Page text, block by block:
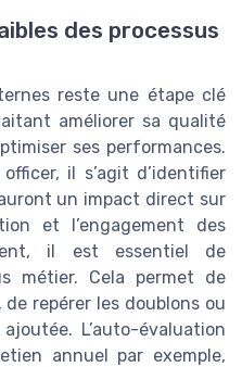
des processus
reste une étape clé
améliorer sa qualité
ses performances.
il s’agit d’identifier
un impact direct sur
et l’engagement des
il est essentiel de
métier. Cela permet de
repérer les doublons ou
L’auto-évaluation
annuel par exemple,